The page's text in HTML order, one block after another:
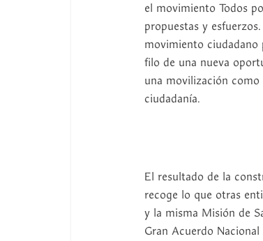
el movimiento Todos
propuestas y
movimiento ciudadano
filo de una nueva
una movilización como
ciudadanía.
El resultado de la
recoge lo que otras
y la misma Misión de
Gran Acuerdo